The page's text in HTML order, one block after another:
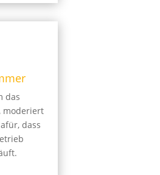
das
moderiert
dass